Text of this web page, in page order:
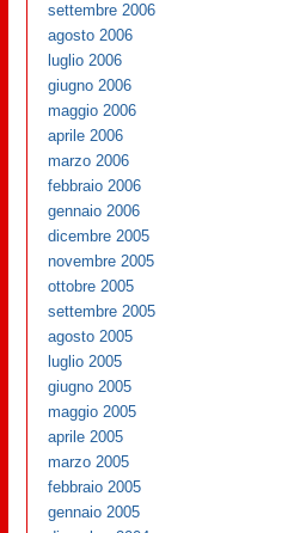
settembre 2006
agosto 2006
luglio 2006
giugno 2006
maggio 2006
aprile 2006
marzo 2006
febbraio 2006
gennaio 2006
dicembre 2005
novembre 2005
ottobre 2005
settembre 2005
agosto 2005
luglio 2005
giugno 2005
maggio 2005
aprile 2005
marzo 2005
febbraio 2005
gennaio 2005